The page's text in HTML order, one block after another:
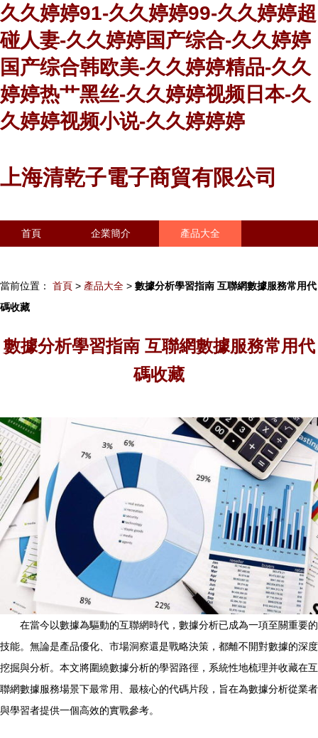
久久婷婷91-久久婷婷99-久久婷婷超
碰人妻-久久婷婷国产综合-久久婷婷
国产综合韩欧美-久久婷婷精品-久久
婷婷热艹黑丝-久久婷婷视频日本-久
久婷婷视频小说-久久婷婷婷
上海清乾子電子商貿有限公司
首頁 企業簡介 產品大全
當前位置： 首頁 > 產品大全 > 數據分析學習指南 互聯網數據服務常用代
碼收藏
數據分析學習指南 互聯網數據服務常用代
碼收藏
在當今以數據為驅動的互聯網時代，數據分析已成為一項至關重要的
技能。無論是產品優化、市場洞察還是戰略決策，都離不開對數據的深度
挖掘與分析。本文將圍繞數據分析的學習路徑，系統性地梳理并收藏在互
聯網數據服務場景下最常用、最核心的代碼片段，旨在為數據分析從業者
與學習者提供一個高效的實戰參考。